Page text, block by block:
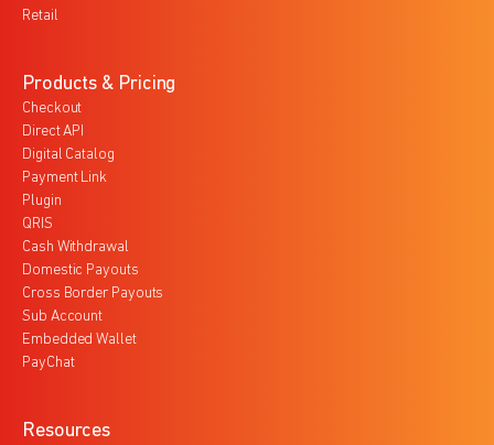
Retail
Products & Pricing
Checkout
Direct API
Digital Catalog
Payment Link
Plugin
QRIS
Cash Withdrawal
Domestic Payouts
Cross Border Payouts
Sub Account
Embedded Wallet
PayChat
Resources